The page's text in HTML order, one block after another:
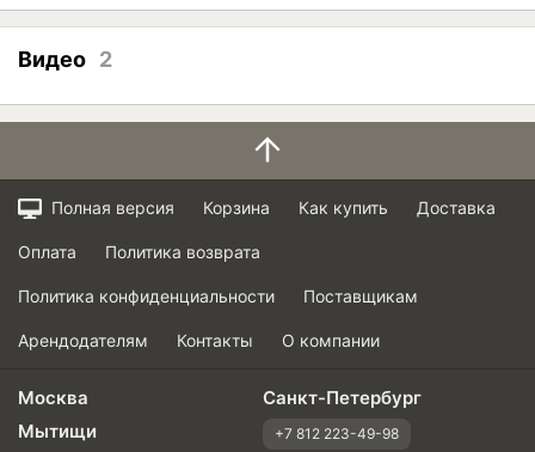
Видео 2
Полная версия Корзина Как купить Доставка
Оплата Политика возврата
Политика конфиденциальности Поставщикам
Арендодателям Контакты О компании
Москва
Мытищи
Санкт-Петербург
+7 812 223-49-98